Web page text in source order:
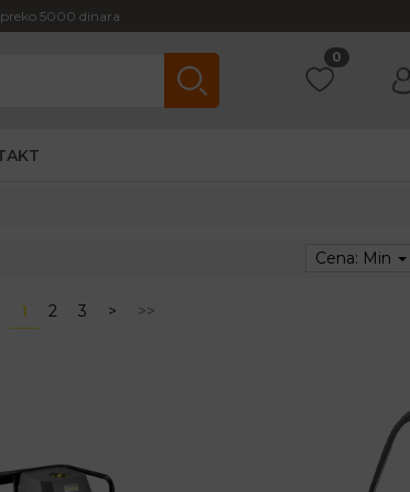
5000 dinara
0
Cena: Min
1 2 3 > >>